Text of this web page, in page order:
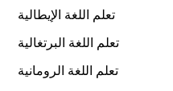
تعلم اللغة الإيطالية
تعلم اللغة البرتغالية
تعلم اللغة الرومانية